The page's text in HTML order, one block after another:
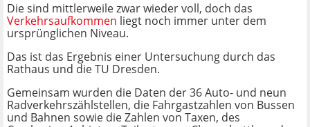
Die sind mittlerweile zwar wieder voll, doch das
Verkehrsaufkommen liegt noch immer unter dem
ursprünglichen Niveau.
Das ist das Ergebnis einer Untersuchung durch das
Rathaus und die TU Dresden.
Gemeinsam wurden die Daten der 36 Auto- und neun
Radverkehrszählstellen, die Fahrgastzahlen von Bussen
und Bahnen sowie die Zahlen von Taxen, des